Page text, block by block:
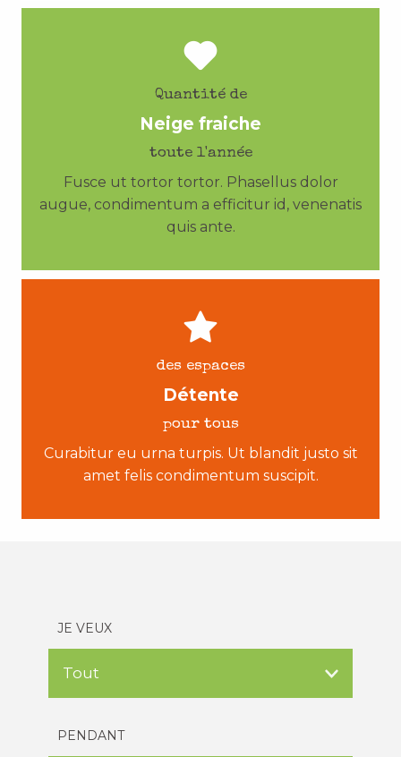
Quantité de
Neige fraiche
toute l'année
Fusce ut tortor tortor. Phasellus dolor
augue, condimentum a efficitur id, venenatis
quis ante.
des espaces
Détente
pour tous
Curabitur eu urna turpis. Ut blandit justo sit
amet felis condimentum suscipit.
JE VEUX
PENDANT